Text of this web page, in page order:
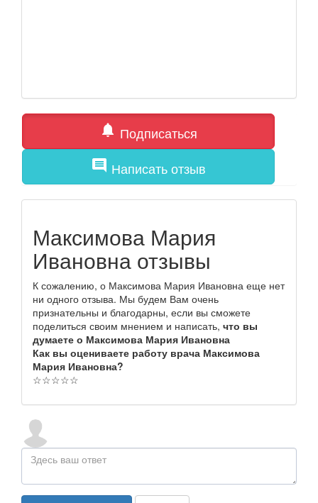
notifications Подписаться
comment Написать отзыв
Максимова Мария
Ивановна отзывы
К сожалению, о Максимова Мария Ивановна еще нет
ни одного отзыва. Мы будем Вам очень
признательны и благодарны, если вы сможете
поделиться своим мнением и написать, что вы
думаете о Максимова Мария Ивановна
Как вы оцениваете работу врача Максимова
Мария Ивановна?
☆☆☆☆☆